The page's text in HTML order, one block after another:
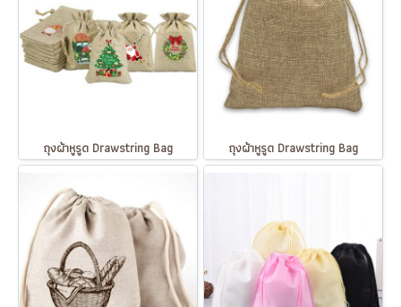
ถุงผ้าหูรูด Drawstring Bag ถุงผ้าหูรูด Drawstring Bag